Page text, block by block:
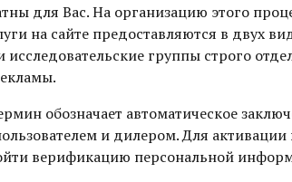
для Вас. На организацию этого
на сайте предоставляются в двух
группы строго
обозначает автоматическое
и дилером. Для
верификацию персональной